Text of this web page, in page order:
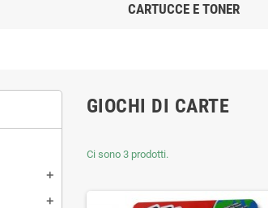
CARTUCCE E TONER
GIOCHI DI CARTE
Ci sono 3 prodotti.